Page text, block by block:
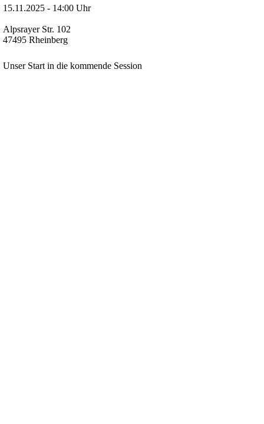
15.11.2025 - 14:00 Uhr
Alpsrayer Str. 102
47495 Rheinberg
Unser Start in die kommende Session